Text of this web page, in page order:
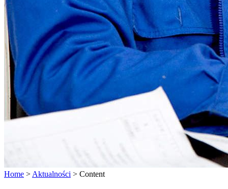
Home > Aktualności > Content